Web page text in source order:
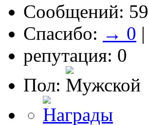
Сообщений: 59
Спасибо: → 0 |
репутация: 0
Пол: